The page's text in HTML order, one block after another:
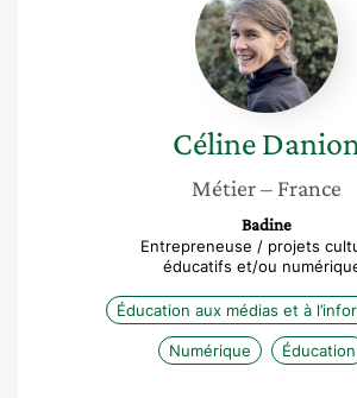
Danion
Céline
Métier– France
Badine
Entrepreneuse / projets
éducatifs et/ou
Éducation aux médias et à
Numérique Éducation